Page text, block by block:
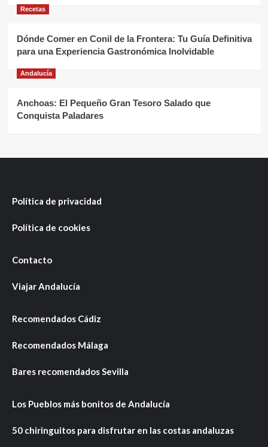
Recetas
Dónde Comer en Conil de la Frontera: Tu Guía Definitiva
para una Experiencia Gastronómica Inolvidable
Andalucía
Anchoas: El Pequeño Gran Tesoro Salado que
Conquista Paladares
Política de privacidad
Política de cookies
Contacto
Viajar Andalucía
Recomendados Cádiz
Recomendados Málaga
Bares recomendados Sevilla
Los Pueblos más bonitos de Andalucía
50 chiringuitos para disfrutar en las costas andaluzas